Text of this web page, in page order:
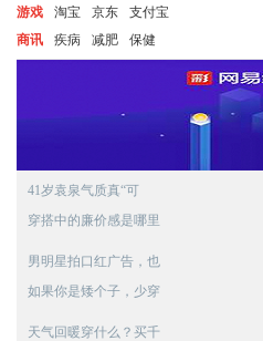
游戏 淘宝 京东
支付宝
商讯
疾病 减肥 保健
41岁袁泉气质真“可
穿搭中的廉价感是哪里
男明星拍口红广告，也
如果你是矮个子，少穿
天气回暖穿什么？买千